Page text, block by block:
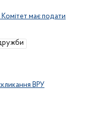
має подати
ВРУ